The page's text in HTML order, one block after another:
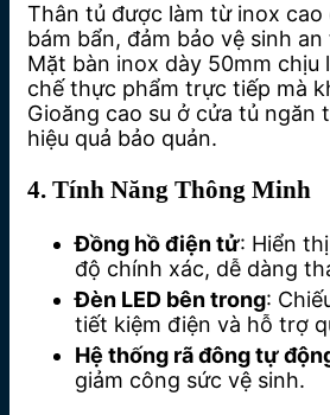
Thân tủ được làm từ inox cao
bám bẩn, đảm bảo vệ sinh
Mặt bàn inox dày 50mm
chế thực phẩm trực tiếp mà
Gioăng cao su ở cửa tủ
hiệu quả bảo quản.
4. Tính Năng Thông Minh
Đồng hồ điện tử: Hiển
độ chính xác, dễ dàng
Đèn LED bên trong:
tiết kiệm điện và hỗ trợ
Hệ thống rã đông tự
giảm công sức vệ sinh.